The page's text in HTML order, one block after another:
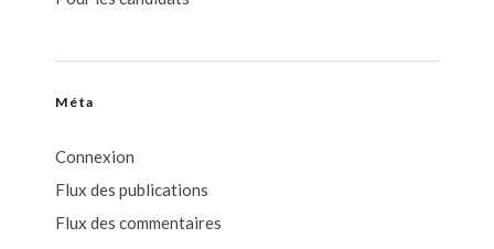
Méta
Connexion
Flux des publications
Flux des commentaires